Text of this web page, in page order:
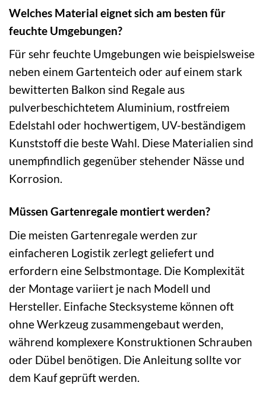
Welches Material eignet sich am besten für
feuchte Umgebungen?
Für sehr feuchte Umgebungen wie beispielsweise
neben einem Gartenteich oder auf einem stark
bewitterten Balkon sind Regale aus
pulverbeschichtetem Aluminium, rostfreiem
Edelstahl oder hochwertigem, UV-beständigem
Kunststoff die beste Wahl. Diese Materialien sind
unempfindlich gegenüber stehender Nässe und
Korrosion.
Müssen Gartenregale montiert werden?
Die meisten Gartenregale werden zur
einfacheren Logistik zerlegt geliefert und
erfordern eine Selbstmontage. Die Komplexität
der Montage variiert je nach Modell und
Hersteller. Einfache Stecksysteme können oft
ohne Werkzeug zusammengebaut werden,
während komplexere Konstruktionen Schrauben
oder Dübel benötigen. Die Anleitung sollte vor
dem Kauf geprüft werden.